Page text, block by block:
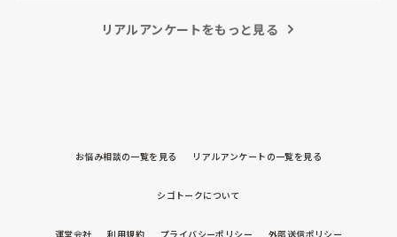
リアルアンケートをもっと見る
お悩み相談の一覧を見る リアルアンケートの一覧を見る
シゴトークについて
運営会社 利用規約 プライバシーポリシー 外部送信ポリシー